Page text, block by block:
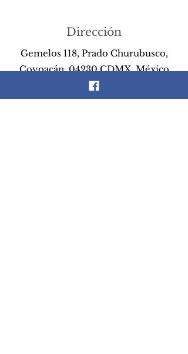
Dirección
Gemelos 118, Prado Churubusco,
Coyoacán, 04230 CDMX, México